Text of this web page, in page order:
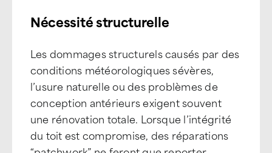
Nécessité structurelle
Les dommages structurels causés par des
conditions météorologiques sévères,
l’usure naturelle ou des problèmes de
conception antérieurs exigent souvent
une rénovation totale. Lorsque l’intégrité
du toit est compromise, des réparations